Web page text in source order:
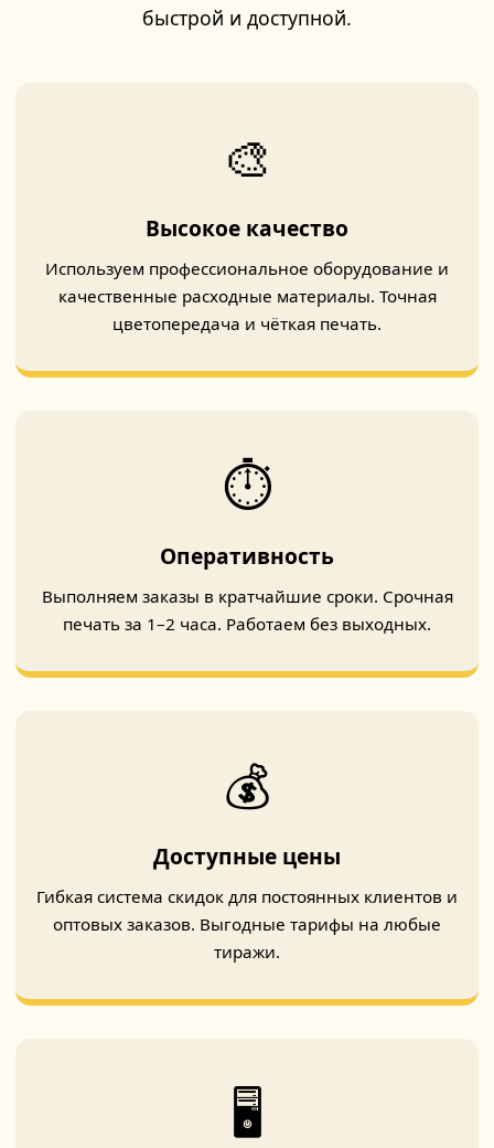
быстрой и доступной.
🎨
Высокое качество
Используем профессиональное оборудование и
качественные расходные материалы. Точная
цветопередача и чёткая печать.
⏱️
Оперативность
Выполняем заказы в кратчайшие сроки. Срочная
печать за 1–2 часа. Работаем без выходных.
💰
Доступные цены
Гибкая система скидок для постоянных клиентов и
оптовых заказов. Выгодные тарифы на любые
тиражи.
🖥️